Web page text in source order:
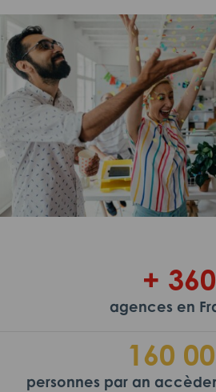
+ 360
agences en
160
personnes par an